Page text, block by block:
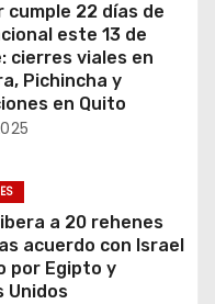
cumple 22 días de
este 13 de
cierres viales en
Pichincha y
en Quito
a 20 rehenes
acuerdo con Israel
por Egipto y
Unidos